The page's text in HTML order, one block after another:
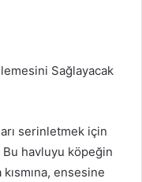
serinletmek için
Bu havluyu köpeğin
kısmına, ensesine